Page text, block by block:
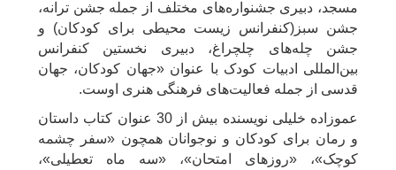
مسجد، دبیری جشنواره‌های مختلف از جمله جشن ترانه،
جشن سبز(کنفرانس زیست محیطی برای کودکان) و
جشن چله‌های چلچراغ، دبیری نخستین کنفرانس
بین‌المللی ادبیات کودک با عنوان «جهان کودکان، جهان
قدسی از جمله فعالیت‌های فرهنگی هنری اوست.
عموزاده خلیلی نویسنده بیش از 30 عنوان کتاب داستان
و رمان برای کودکان و نوجوانان همچون «سفر چشمه
کوچک»، «روزهای امتحان»، «سه ماه تعطیلی»،